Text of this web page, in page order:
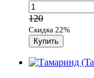
120
Скидка 22%